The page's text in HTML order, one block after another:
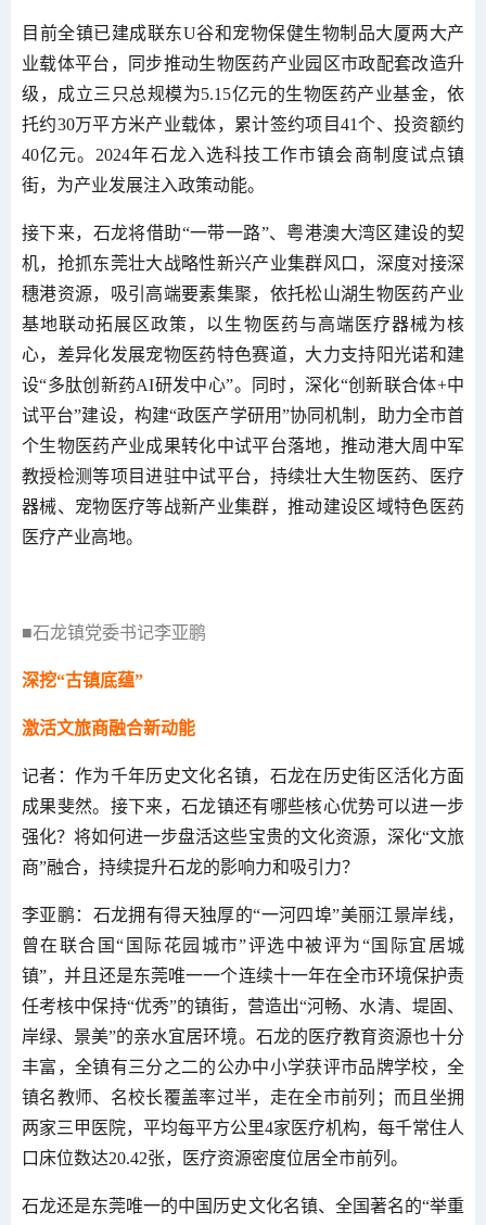
目前全镇已建成联东U谷和宠物保健生物制品大厦两大产
业载体平台，同步推动生物医药产业园区市政配套改造升
级，成立三只总规模为5.15亿元的生物医药产业基金，依
托约30万平方米产业载体，累计签约项目41个、投资额约
40亿元。2024年石龙入选科技工作市镇会商制度试点镇
街，为产业发展注入政策动能。
接下来，石龙将借助“一带一路”、粤港澳大湾区建设的契
机，抢抓东莞壮大战略性新兴产业集群风口，深度对接深
穗港资源，吸引高端要素集聚，依托松山湖生物医药产业
基地联动拓展区政策，以生物医药与高端医疗器械为核
心，差异化发展宠物医药特色赛道，大力支持阳光诺和建
设“多肽创新药AI研发中心”。同时，深化“创新联合体+中
试平台”建设，构建“政医产学研用”协同机制，助力全市首
个生物医药产业成果转化中试平台落地，推动港大周中军
教授检测等项目进驻中试平台，持续壮大生物医药、医疗
器械、宠物医疗等战新产业集群，推动建设区域特色医药
医疗产业高地。
■石龙镇党委书记李亚鹏
深挖“古镇底蕴”
激活文旅商融合新动能
记者：作为千年历史文化名镇，石龙在历史街区活化方面
成果斐然。接下来，石龙镇还有哪些核心优势可以进一步
强化？将如何进一步盘活这些宝贵的文化资源，深化“文旅
商”融合，持续提升石龙的影响力和吸引力？
李亚鹏：石龙拥有得天独厚的“一河四埠”美丽江景岸线，
曾在联合国“国际花园城市”评选中被评为“国际宜居城
镇”，并且还是东莞唯一一个连续十一年在全市环境保护责
任考核中保持“优秀”的镇街，营造出“河畅、水清、堤固、
岸绿、景美”的亲水宜居环境。石龙的医疗教育资源也十分
丰富，全镇有三分之二的公办中小学获评市品牌学校，全
镇名教师、名校长覆盖率过半，走在全市前列；而且坐拥
两家三甲医院，平均每平方公里4家医疗机构，每千常住人
口床位数达20.42张，医疗资源密度位居全市前列。
石龙还是东莞唯一的中国历史文化名镇、全国著名的“举重